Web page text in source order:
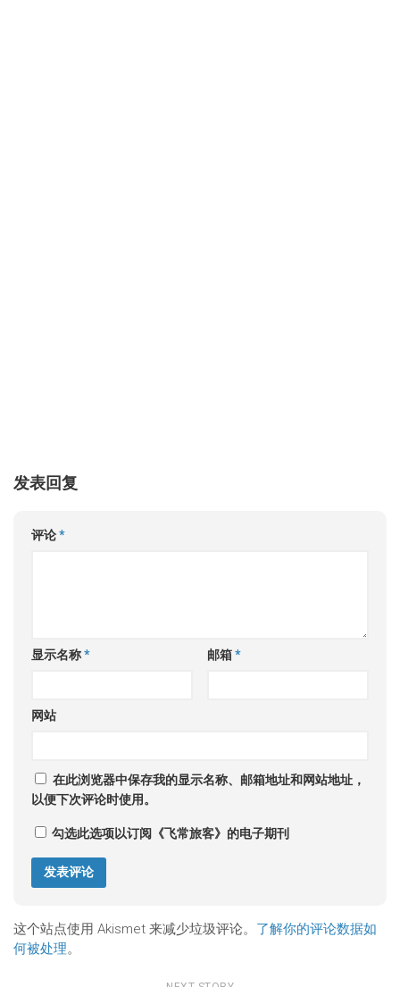
发表回复
评论*
显示名称* 邮箱*
网站
在此浏览器中保存我的显示名称、邮箱地址和网站地址，
以便下次评论时使用。
勾选此选项以订阅《飞常旅客》的电子期刊
这个站点使用 Akismet 来减少垃圾评论。 了解你的评论数据如
何被处理。